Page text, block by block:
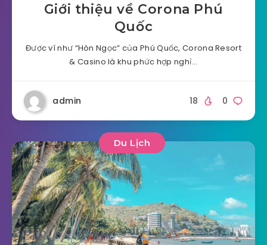
Giới thiệu về Corona Phú
Quốc
Được ví như “Hòn Ngọc” của Phú Quốc, Corona Resort
& Casino là khu phức hợp nghỉ…
admin 0
18
Du Lịch